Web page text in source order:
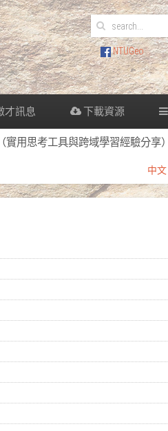
NTUGeo
才訊息 下載資源
實用思考工具與跨域學習經驗分享）
中文